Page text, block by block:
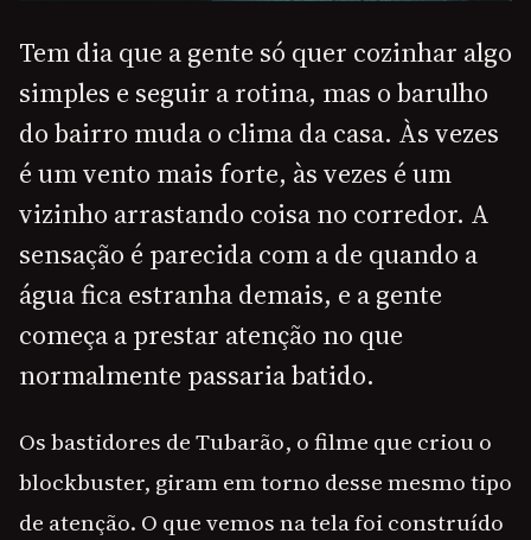
Tem dia que a gente só quer cozinhar algo
simples e seguir a rotina, mas o barulho
do bairro muda o clima da casa. Às vezes
é um vento mais forte, às vezes é um
vizinho arrastando coisa no corredor. A
sensação é parecida com a de quando a
água fica estranha demais, e a gente
começa a prestar atenção no que
normalmente passaria batido.
Os bastidores de Tubarão, o filme que criou o
blockbuster, giram em torno desse mesmo tipo
de atenção. O que vemos na tela foi construído